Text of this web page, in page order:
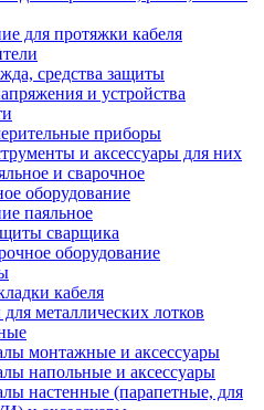
для протяжки кабеля
средства защиты
и устройства
приборы
и аксессуары для них
и сварочное
оборудование
паяльное
сварщика
оборудование
кабеля
металлических лотков
монтажные и аксессуары
напольные и аксессуары
настенные (парапетные, для